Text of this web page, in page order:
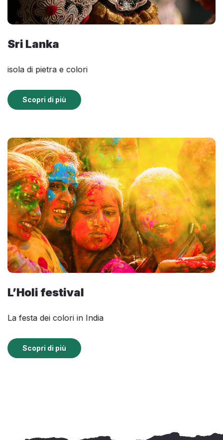
Sri Lanka
isola di pietra e colori
Scopri di più
L’Holi festival
La festa dei colori in India
Scopri di più